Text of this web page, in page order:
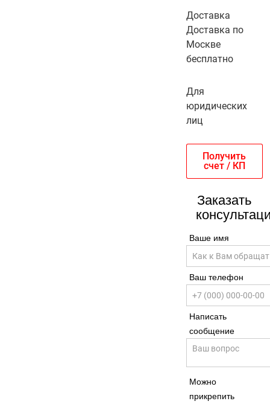
Доставка
Доставка по
Москве
бесплатно
Для
юридических
лиц
Получить
счет / КП
Заказать
Ваше имя
Ваш телефон
Написать
сообщение
Можно
прикрепить